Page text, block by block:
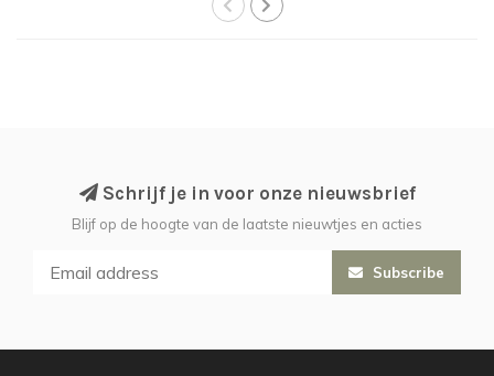
Schrijf je in voor onze nieuwsbrief
Blijf op de hoogte van de laatste nieuwtjes en acties
Subscribe